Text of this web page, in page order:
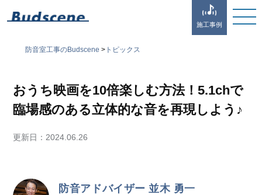
施工事例
防音室工事のBudscene >トピックス
おうち映画を10倍楽しむ方法！5.1chで
臨場感のある立体的な音を再現しよう♪
更新日： 2024.06.26
防音アドバイザー 並木 勇一